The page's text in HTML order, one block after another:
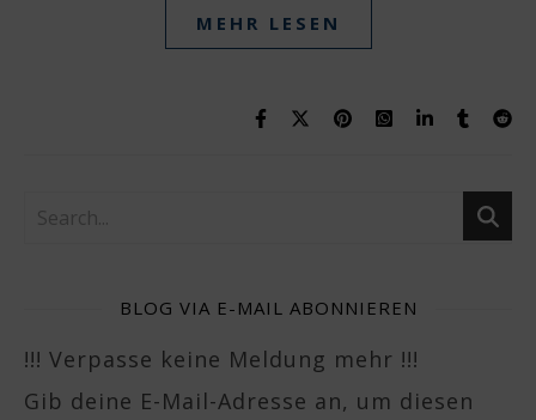
MEHR LESEN
BLOG VIA E-MAIL ABONNIEREN
!!! Verpasse keine Meldung mehr !!!
Gib deine E-Mail-Adresse an, um diesen